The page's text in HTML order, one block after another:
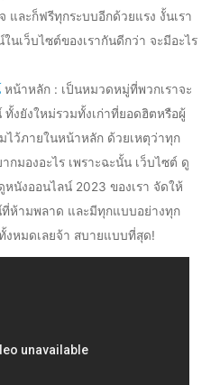
และก็ฟรีทุกระบบอีกด้วยแรง งั้นเรา
นเว็บไซต์ของเรากันดีกว่า จะมีอะไร
หน้าหลัก : เป็นหมวดหมู่ที่พวกเราจะ
งยังใหม่รวมทั้งเก่าที่ยอดฮิตหรือผู้
ไว้ภายในหน้าหลัก ด้วยเหตุว่าทุก
กมองอะไร เพราะฉะนั้น เว็บไซต์ ดู
นังออนไลน์ 2023 ของเรา จัดให้
ห้ามพลาด และมีทุกแบบอย่างทุก
หมดเลยจ้า สบายแบบที่สุด!